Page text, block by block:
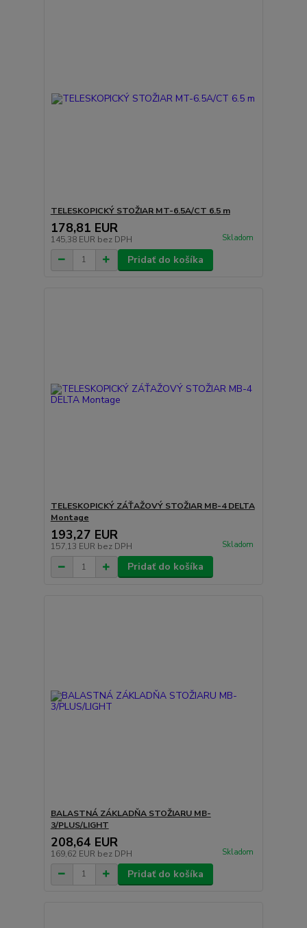
TELESKOPICKÝ STOŽIAR MT-6.5A/CT 6.5 m
178,81 EUR
145,38 EUR bez DPH Skladom
Pridať do košíka
TELESKOPICKÝ ZÁŤAŽOVÝ STOŽIAR MB-4 DELTA
Montage
193,27 EUR
157,13 EUR bez DPH Skladom
Pridať do košíka
BALASTNÁ ZÁKLADŇA STOŽIARU MB-
3/PLUS/LIGHT
208,64 EUR
169,62 EUR bez DPH Skladom
Pridať do košíka